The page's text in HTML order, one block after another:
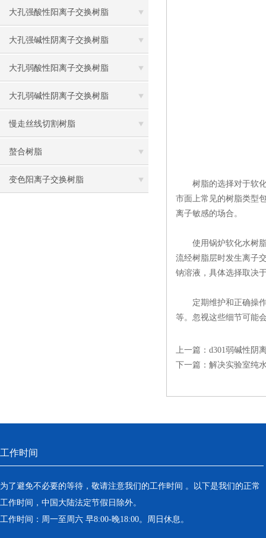
大孔强酸性阳离子交换树脂
大孔强碱性阴离子交换树脂
大孔弱酸性阳离子交换树脂
大孔弱碱性阴离子交换树脂
慢走丝线切割树脂
螯合树脂
变色阳离子交换树脂
树脂的选择对于软化
市面上常见的树脂类型
离子敏感的场合。
使用锅炉软化水树脂
流经树脂层时发生离子
钠溶液，具体选择取决
定期维护和正确操作
等。忽视这些细节可能
上一篇： d301弱碱性阴
下一篇： 解决实验室纯
工作时间
为了避免不必要的等待，敬请注意我们的工作时间 。以下是我们的正常
工作时间，中国大陆法定节假日除外。
工作时间：周一至周六 早8:00-晚18:00。周日休息。